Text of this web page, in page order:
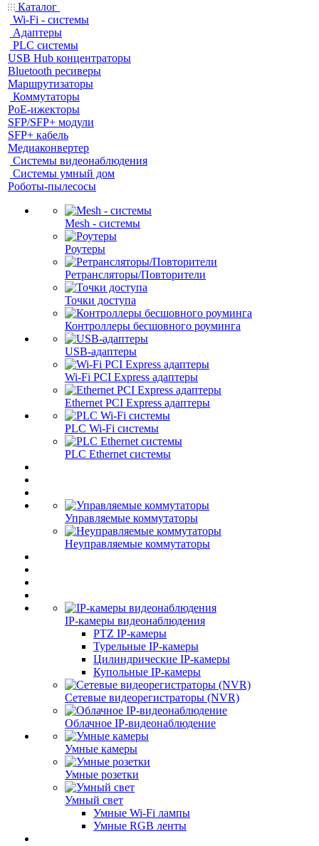
Каталог
Wi-Fi - системы
Адаптеры
PLC системы
USB Hub концентраторы
Bluetooth ресиверы
Маршрутизаторы
Коммутаторы
PoE-ижекторы
SFP/SFP+ модули
SFP+ кабель
Медиаконвертер
Системы видеонаблюдения
Системы умный дом
Роботы-пылесосы
Mesh - системы
Роутеры
Ретрансляторы/Повторители
Точки доступа
Контроллеры бесшовного роуминга
USB-адаптеры
Wi-Fi PCI Express адаптеры
Ethernet PCI Express адаптеры
PLC Wi-Fi системы
PLC Ethernet системы
Управляемые коммутаторы
Неуправляемые коммутаторы
IP-камеры видеонаблюдения
PTZ IP-камеры
Турельные IP-камеры
Цилиндрические IP-камеры
Купольные IP-камеры
Сетевые видеорегистраторы (NVR)
Облачное IP-видеонаблюдение
Умные камеры
Умные розетки
Умный свет
Умные Wi-Fi лампы
Умные RGB ленты